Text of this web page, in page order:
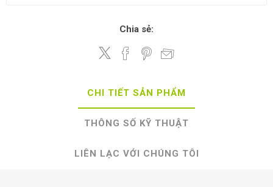
Chia sẻ:
CHI TIẾT SẢN PHẨM
THÔNG SỐ KỸ THUẬT
LIÊN LẠC VỚI CHÚNG TÔI